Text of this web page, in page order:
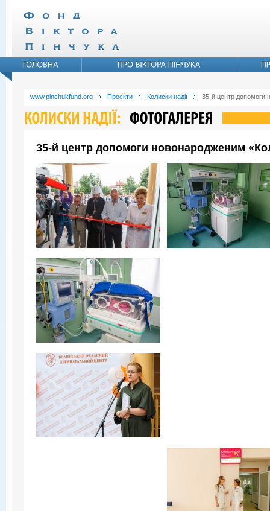
www.pinchukfund.org Проєкти Колиски надії 35-й центр допомоги
35-й центр допомоги новонародженим